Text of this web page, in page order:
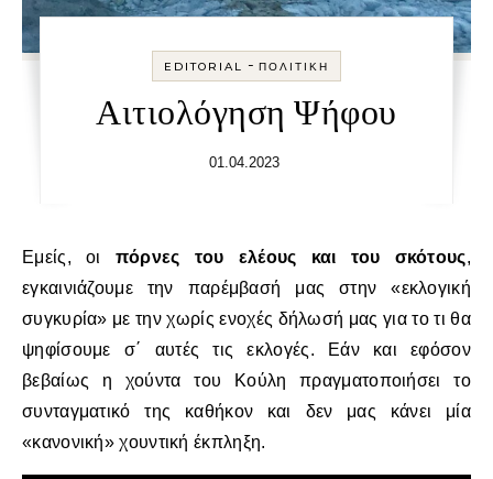
EDITORIAL - ΠΟΛΙΤΙΚΉ
Αιτιολόγηση Ψήφου
01.04.2023
Εμείς, οι πόρνες του ελέους και του σκότους,
εγκαινιάζουμε την παρέμβασή μας στην «εκλογική
συγκυρία» με την χωρίς ενοχές δήλωσή μας για το τι θα
ψηφίσουμε σ΄ αυτές τις εκλογές. Εάν και εφόσον
βεβαίως η χούντα του Κούλη πραγματοποιήσει το
συνταγματικό της καθήκον και δεν μας κάνει μία
«κανονική» χουντική έκπληξη.